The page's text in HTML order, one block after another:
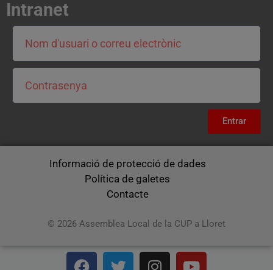
Intranet
Entrar
Informació de protecció de dades
Política de galetes
Contacte
© 2026 Assemblea Local de la CUP a Lloret